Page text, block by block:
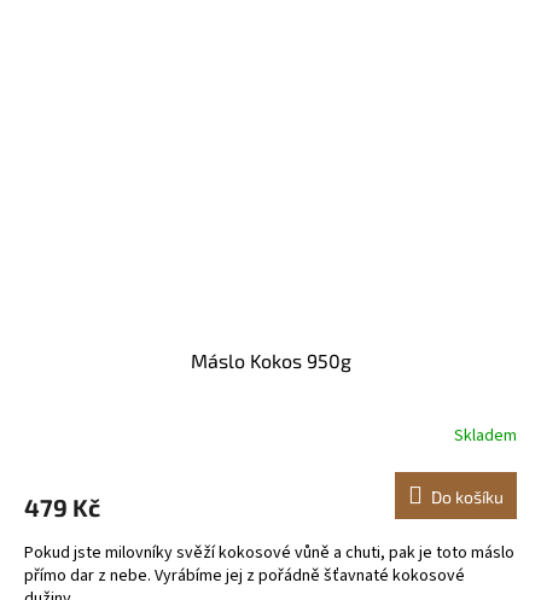
Máslo Kokos 950g
Skladem
479 Kč Do košíku
Pokud jste milovníky svěží kokosové vůně a chuti, pak je toto máslo
přímo dar z nebe. Vyrábíme jej z pořádně šťavnaté kokosové